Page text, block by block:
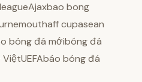
bong
cupasean
bóng đá mớibóng đá
bóng đá